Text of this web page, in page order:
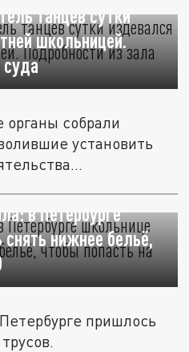
танцев сутки
школьницей.
суда
органы собрали
установить
в Петербурге
нижнее бельё,
пришлось